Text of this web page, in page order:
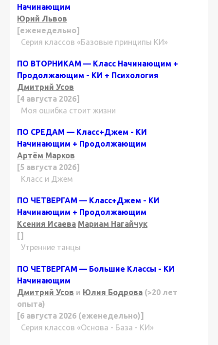
Начинающим
Юрий Львов
[еженедельно]
Серия классов «Базовые принципы КИ»
ПО ВТОРНИКАМ — Класс Начинающим +
Продолжающим - КИ + Психология
Дмитрий Усов
[4 августа 2026]
Моя ошибка стоит жизни
ПО СРЕДАМ — Класс+Джем - КИ
Начинающим + Продолжающим
Артём Марков
[5 августа 2026]
Класс и Джем
ПО ЧЕТВЕРГАМ — Класс+Джем - КИ
Начинающим + Продолжающим
Ксения Исаева Мариам Нагайчук
[]
Утренние танцы
ПО ЧЕТВЕРГАМ — Большие Классы - КИ
Начинающим
Дмитрий Усов и Юлия Бодрова (>20 лет
опыта)
[6 августа 2026 (еженедельно)]
Серия классов «Основа - База - КИ»